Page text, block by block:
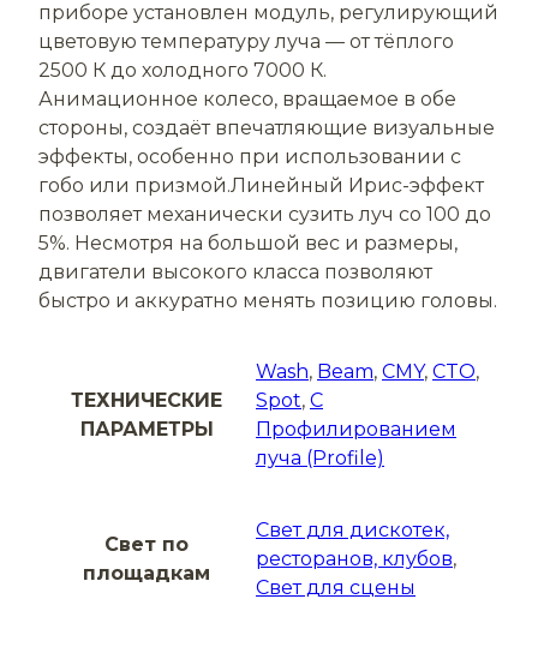
приборе установлен модуль, регулирующий
цветовую температуру луча — от тёплого
2500 К до холодного 7000 К.
Анимационное колесо, вращаемое в обе
стороны, создаёт впечатляющие визуальные
эффекты, особенно при использовании с
гобо или призмой.Линейный Ирис-эффект
позволяет механически сузить луч со 100 до
5%. Несмотря на большой вес и размеры,
двигатели высокого класса позволяют
быстро и аккуратно менять позицию головы.
ТЕХНИЧЕСКИЕ
ПАРАМЕТРЫ
Wash, Beam, CMY, CTO,
Spot, C
Профилированием
луча (Profile)
Свет по
площадкам
Свет для дискотек,
ресторанов, клубов,
Свет для сцены